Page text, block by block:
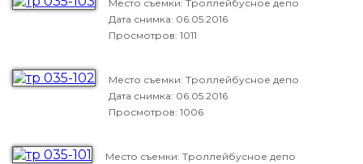
Место съемки: Троллейбусное депо
Дата снимка: 06.05.2016
Просмотров: 1011
Место съемки: Троллейбусное депо
Дата снимка: 06.05.2016
Просмотров: 1006
Место съемки: Троллейбусное депо